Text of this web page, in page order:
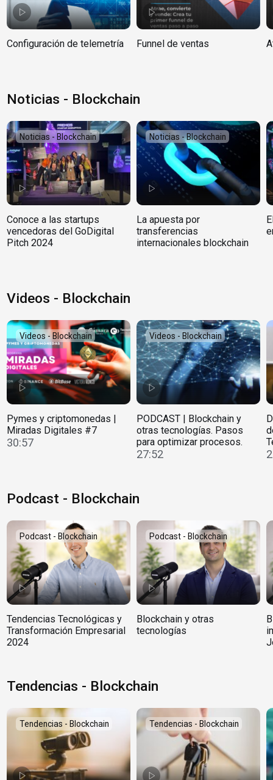
Configuración de telemetría Funnel de ventas
Noticias - Blockchain
Noticias - Blockchain
Conoce a las startups
vencedoras del GoDigital
Pitch 2024
Noticias - Blockchain
La apuesta por
transferencias
internacionales blockchain
Videos - Blockchain
Videos - Blockchain
Pymes y criptomonedas |
Miradas Digitales #7
30:57
Videos - Blockchain
PODCAST | Blockchain y
otras tecnologías. Pasos
para optimizar procesos.
27:52
Podcast - Blockchain
Podcast - Blockchain
Tendencias Tecnológicas y
Transformación Empresarial
2024
Podcast - Blockchain
Blockchain y otras
tecnologías
Tendencias - Blockchain
Tendencias - Blockchain Tendencias - Blockchain